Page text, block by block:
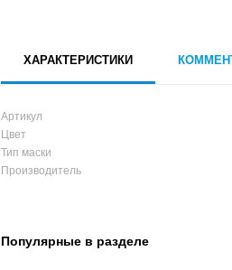
ХАРАКТЕРИСТИКИ
Артикул
Цвет
Тип маски
Производитель
Популярные в разделе